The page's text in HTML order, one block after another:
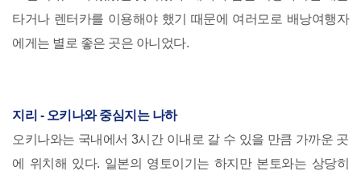
타거나 렌터카를 이용해야 했기 때문에 여러모로 배낭여행자
에게는 별로 좋은 곳은 아니었다.
지리 - 오키나와 중심지는 나하
오키나와는 국내에서 3시간 이내로 갈 수 있을 만큼 가까운 곳
에 위치해 있다. 일본의 영토이기는 하지만 본토와는 상당히